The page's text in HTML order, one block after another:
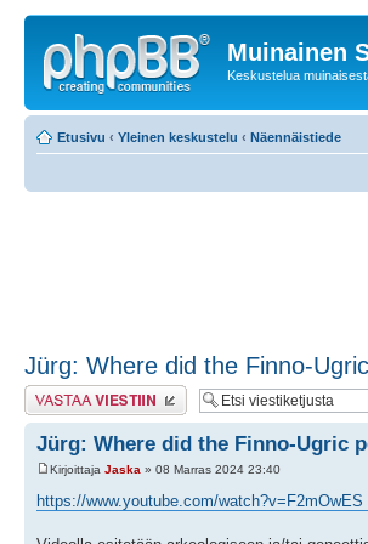
Muinainen
Keskustelua
Etusivu ‹ Yleinen keskustelu ‹ Näennäistiede
Jürg: Where did the Finno-
Lähetä vastaus
Jürg: Where did the Finno-Ugric
Kirjoittaja Jaska » 08 Marras 2024 23:40
https://www.youtube.com/